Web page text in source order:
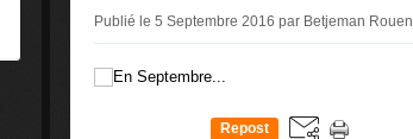
Publié le 5 Septembre 2016 par Betjeman Rouen
Repost